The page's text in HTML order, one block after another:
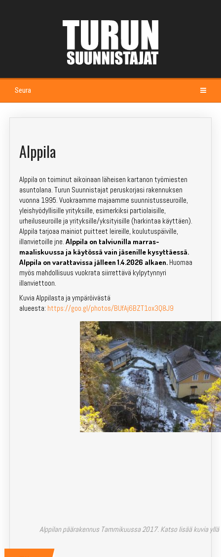
Seura
Etusivu
Esittely
Johtokunta ja jaostot
Seuramaja Alppila
Emit-vuokraus
Kartat
Kotisivuarkisto
Laskutus
Alppila
Alppila on toiminut aikoinaan läheisen kartanon työmiesten
asuntolana. Turun Suunnistajat peruskorjasi rakennuksen
vuonna 1995. Vuokraamme majaamme suunnistusseuroille,
yleishyödyllisille yrityksille, esimerkiksi partiolaisille,
urheiluseuroille ja yrityksille/yksityisille (harkintaa käyttäen).
Alppila tarjoaa mainiot puitteet leireille, koulutuspäiville,
illanvietoille jne. Alppila on talviunilla marras-
maaliskuussa ja käytössä vain jäsenille kysyttäessä.
Alppila on varattavissa jälleen 1.4.2026 alkaen.Huomaa
myös mahdollisuus vuokrata siirrettävä kylpytynnyri
illanviettoon.
Kuvia Alppilasta ja ympäröivästä
alueesta: https://goo.gl/photos/BUfAj6BZT1ox3Q8J9
Alppilan päärakennus Tammikuussa 2017. Katso lisää kuvia